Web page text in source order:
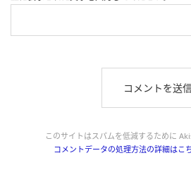
このサイトはスパムを低減するために
コメントデータの処理方法の詳細はこ